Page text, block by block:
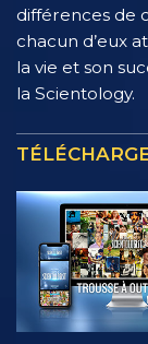
différences de
chacun d’eux
la vie et son
la Scientology.